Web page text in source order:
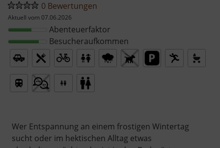
0 Bewertungen
Aktuell vom 07.06.2026
Abenteuerfaktor
Besucheraufkommen
Wer Entspannung an einem frostigen Wintertag
sucht oder im hektischen Alltag etwas